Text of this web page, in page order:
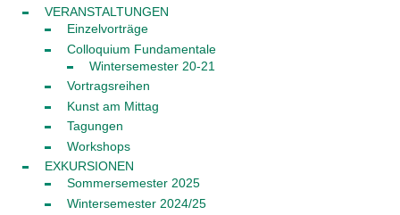
VERANSTALTUNGEN
Einzelvorträge
Colloquium Fundamentale
Wintersemester 20-21
Vortragsreihen
Kunst am Mittag
Tagungen
Workshops
EXKURSIONEN
Sommersemester 2025
Wintersemester 2024/25